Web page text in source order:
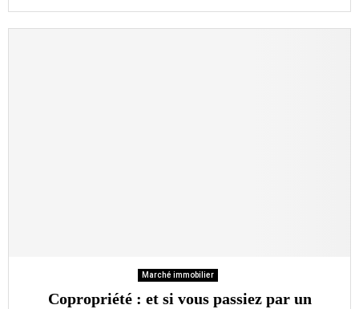
Marché immobilier
Copropriété : et si vous passiez par un